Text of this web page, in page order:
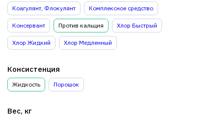
Коагулянт, Флокулянт Комплексное средство
Консервант Против кальция Хлор Быстрый
Хлор Жидкий Хлор Медленный
Консистенция
Жидкость Порошок
Вес, кг